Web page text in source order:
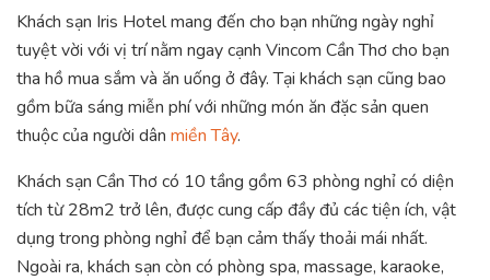
Khách sạn Iris Hotel mang đến cho bạn những ngày nghỉ
tuyệt vời với vị trí nằm ngay cạnh Vincom Cần Thơ cho bạn
tha hồ mua sắm và ăn uống ở đây. Tại khách sạn cũng bao
gồm bữa sáng miễn phí với những món ăn đặc sản quen
thuộc của người dân miền Tây.
Khách sạn Cần Thơ có 10 tầng gồm 63 phòng nghỉ có diện
tích từ 28m2 trở lên, được cung cấp đầy đủ các tiện ích, vật
dụng trong phòng nghỉ để bạn cảm thấy thoải mái nhất.
Ngoài ra, khách sạn còn có phòng spa, massage, karaoke,